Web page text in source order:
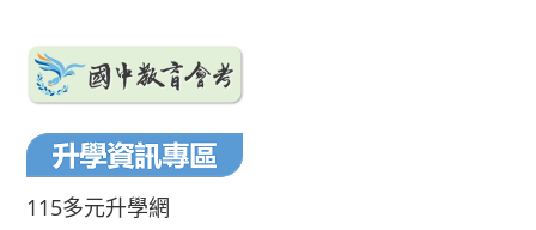
115多元升學網